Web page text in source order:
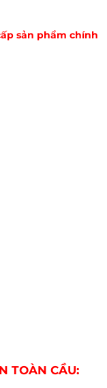
sản phẩm chính
TOÀN CẦU: